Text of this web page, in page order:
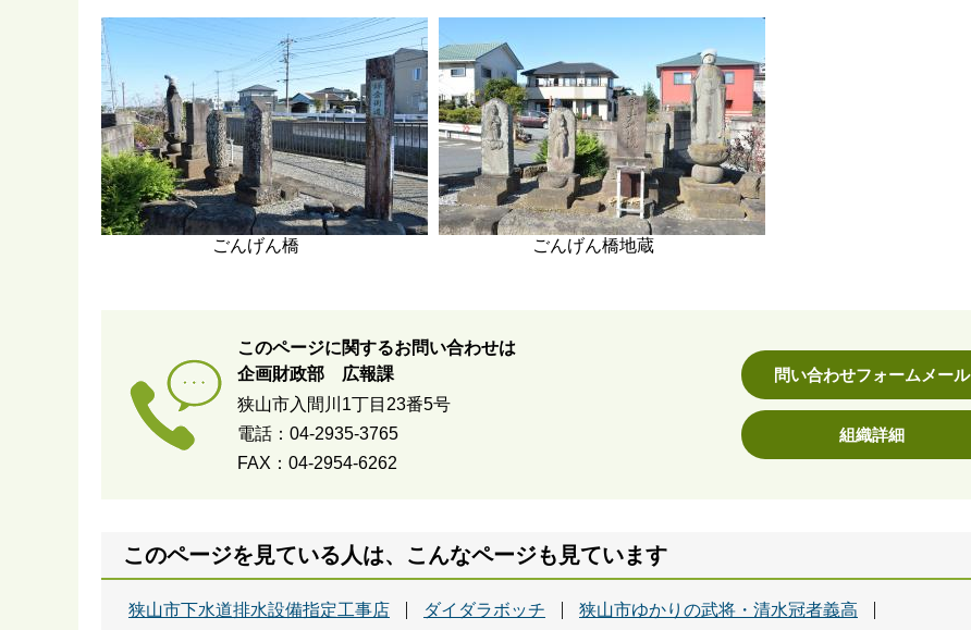
ごんげん橋 ごんげん橋地蔵
このページに関するお問い合わせは
企画財政部 広報課
狭山市入間川1丁目23番5号
電話：04-2935-3765
FAX：04-2954-6262
問い合わせフォームメール
組織詳細
このページを見ている人は、こんなページも見ています
狭山市下水道排水設備指定工事店 ダイダラボッチ
狭山市ゆかりの武将・清水冠者義高